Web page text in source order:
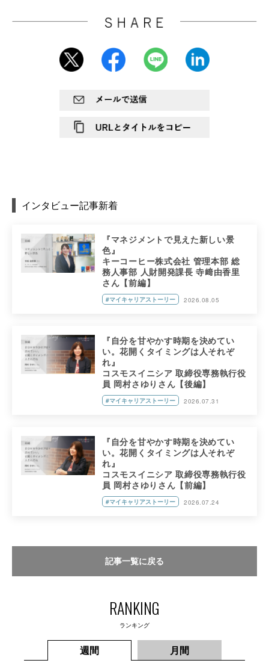
インタビュー記事新着
『マネジメントで見えた新しい景
色』
キーコーヒー株式会社 管理本部 総
務人事部 人財開発課長 寺﨑由香里
さん【前編】
#マイキャリアストーリー 2026.08.05
『自分を甘やかす時期を決めてい
い。花開くタイミングは人それぞ
れ』
コスモスイニシア 取締役専務執行役
員 岡村さゆりさん【後編】
#マイキャリアストーリー 2026.07.31
『自分を甘やかす時期を決めてい
い。花開くタイミングは人それぞ
れ』
コスモスイニシア 取締役専務執行役
員 岡村さゆりさん【前編】
#マイキャリアストーリー 2026.07.24
記事一覧に戻る
RANKING
ランキング
週間 月間